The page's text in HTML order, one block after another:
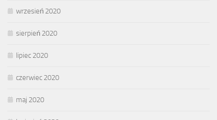
wrzesień 2020
sierpień 2020
lipiec 2020
czerwiec 2020
maj 2020